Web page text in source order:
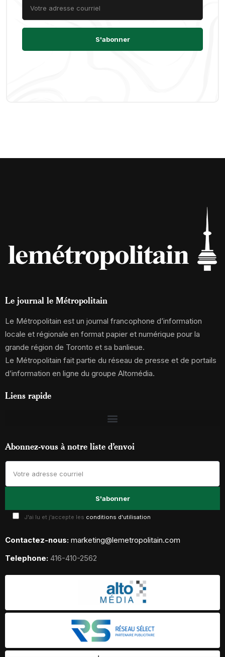
Le journal le Métropolitain
Le Métropolitain est un journal francophone d’information
locale et régionale en format papier et numérique pour la
grande région de Toronto et sa banlieue.
Le Métropolitain fait partie du réseau de presse et de portails
d’information en ligne du groupe Altomédia.
Liens rapide
Abonnez-vous à notre liste d’envoi
J'ai lu et j'accepte les conditions d'utilisation
Contactez-nous: marketing@lemetropolitain.com
Telephone: 416-410-2562